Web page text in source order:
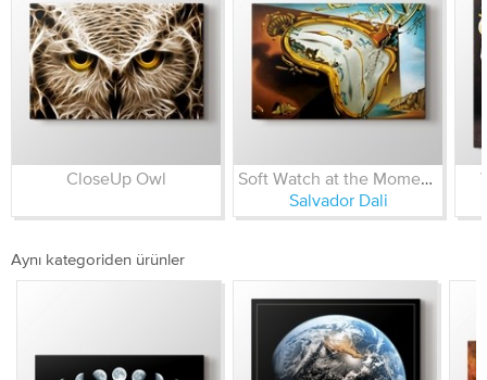
CloseUp Owl
Salvador Dali
Aynı kategoriden ürünler